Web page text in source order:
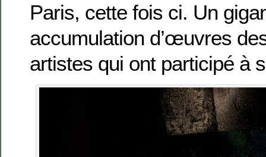
Paris, cette fois ci. Un
accumulation d’œuvres
artistes qui ont participé à